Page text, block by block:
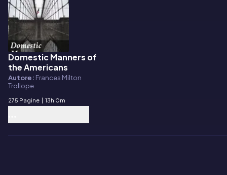
E-book
Domestic Manners of
the Americans
Autore: Frances Milton
Trollope
275 Pagine | 13h 0m